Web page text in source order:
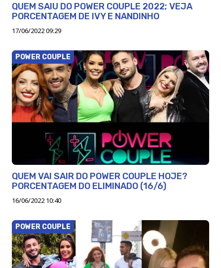
QUEM SAIU DO POWER COUPLE 2022; VEJA
PORCENTAGEM DE IVY E NANDINHO
17/06/2022 09:29
POWER COUPLE
QUEM VAI SAIR DO POWER COUPLE HOJE?
PORCENTAGEM DO ELIMINADO (16/6)
16/06/2022 10:40
POWER COUPLE